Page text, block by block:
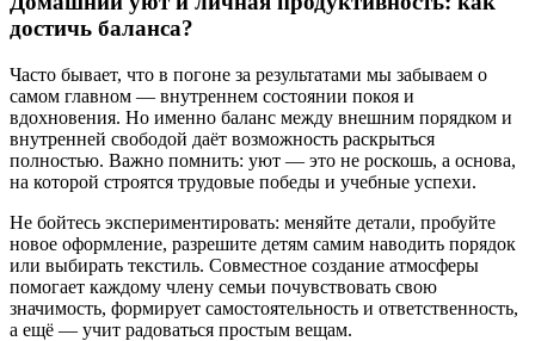
достичь баланса?
Часто бывает, что в погоне за результатами мы забываем о
самом главном — внутреннем состоянии покоя и
вдохновения. Но именно баланс между внешним порядком и
внутренней свободой даёт возможность раскрыться
полностью. Важно помнить: уют — это не роскошь, а основа,
на которой строятся трудовые победы и учебные успехи.
Не бойтесь экспериментировать: меняйте детали, пробуйте
новое оформление, разрешите детям самим наводить порядок
или выбирать текстиль. Совместное создание атмосферы
помогает каждому члену семьи почувствовать свою
значимость, формирует самостоятельность и ответственность,
а ещё — учит радоваться простым вещам.